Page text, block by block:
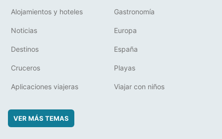
Alojamientos y hoteles Gastronomía
Noticias Europa
Destinos España
Cruceros Playas
Aplicaciones viajeras Viajar con niños
VER MÁS TEMAS